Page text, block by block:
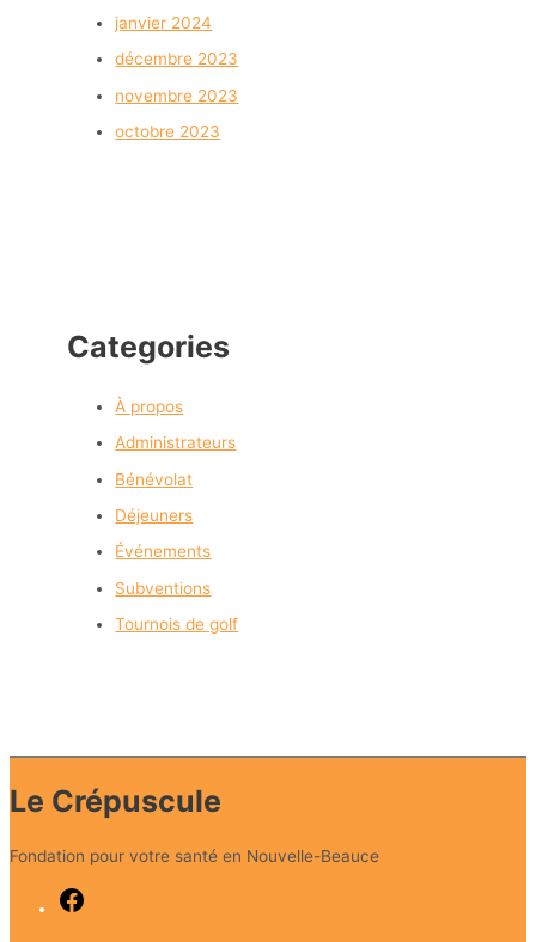
janvier 2024
décembre 2023
novembre 2023
octobre 2023
Categories
À propos
Administrateurs
Bénévolat
Déjeuners
Événements
Subventions
Tournois de golf
Le Crépuscule
Fondation pour votre santé en Nouvelle-Beauce